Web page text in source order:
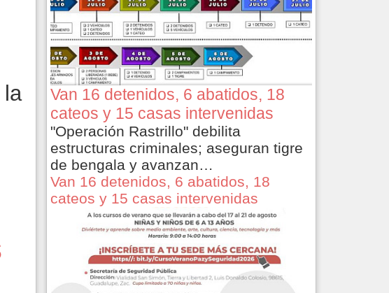
la
Van 16 detenidos, 6 abatidos, 18
cateos y 15 casas intervenidas
"Operación Rastrillo" debilita
estructuras criminales; aseguran tigre
de bengala y avanzan…
Van 16 detenidos, 6 abatidos, 18
cateos y 15 casas intervenidas